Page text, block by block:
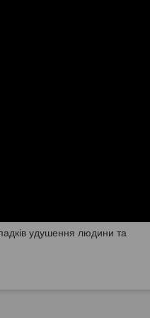
удушення людини та